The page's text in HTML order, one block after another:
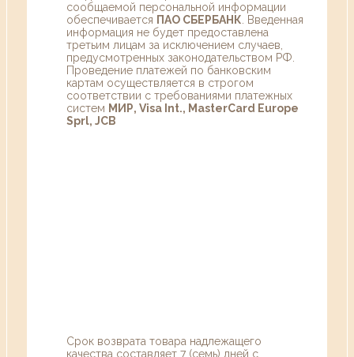
сообщаемой персональной информации
обеспечивается ПАО СБЕРБАНК . Введенная
информация не будет предоставлена
третьим лицам за исключением случаев,
предусмотренных законодательством РФ.
Проведение платежей по банковским
картам осуществляется в строгом
соответствии с требованиями платежных
систем МИР, Visa Int., MasterCard Europe
Sprl, JCB
Срок возврата товара надлежащего
качества составляет 7 (семь) дней с